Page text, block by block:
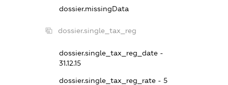
dossier.missingData
dossier.single_tax_reg
dossier.single_tax_reg_date -
31.12.15
dossier.single_tax_reg_rate - 5